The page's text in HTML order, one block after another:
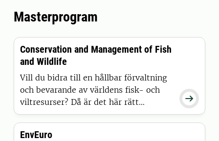
Masterprogram

Conservation and Management of Fish
and Wildlife
Vill du bidra till en hållbar förvaltning
och bevarande av världens fisk- och
viltresurser? Då är det här rätt
program för dig.
EnvEuro